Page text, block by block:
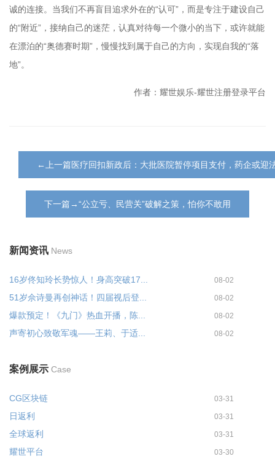
诚的连接。当我们不再盲目追求外在的“认可”，而是专注于建设自己
的“附近”，接纳自己的迷茫，认真对待每一个微小的当下，或许就能
在漂泊的“奥德赛时期”，慢慢找到属于自己的方向，实现自我的“落
地”。
作者：耀世娱乐-耀世注册登录平台
←上一篇医疗回扣新政后：大批医院暂停项目支付，药企或迎
下一篇→“公立亏、民营关”破解之策，怕你不敢用
新闻资讯 News
16岁佟知玲长势惊人！身高突破17... 08-02
51岁佘诗曼再创神话！四届视后登... 08-02
爆款预定！《九门》热血开播，陈... 08-02
声寄初心致敬军魂——王莉、于适... 08-02
案例展示 Case
CG区块链 03-31
日返利 03-31
全球返利 03-31
耀世平台 03-30